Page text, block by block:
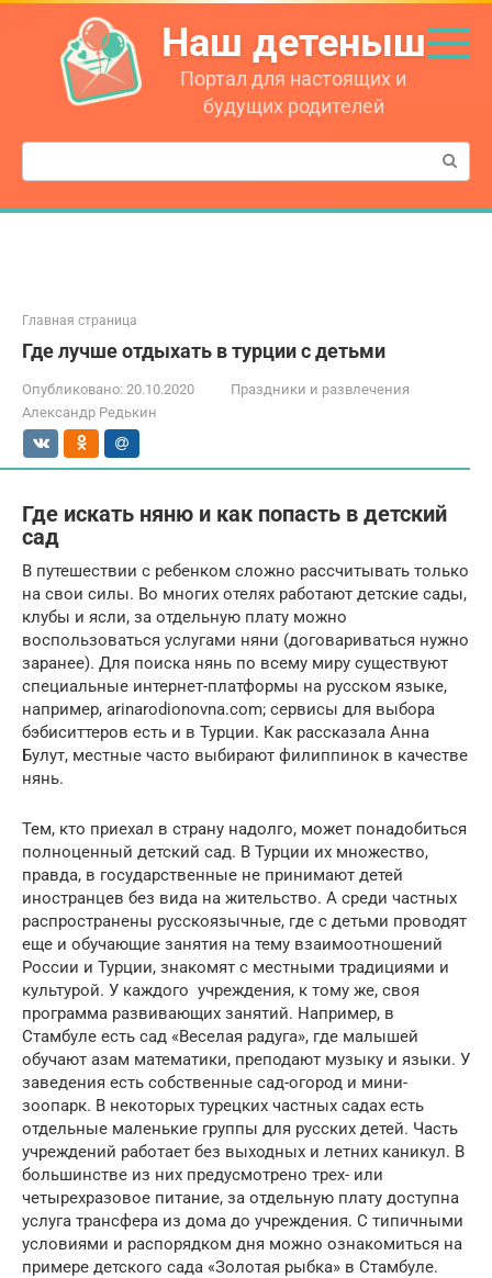
Перейти
контенту
Наш детеныш
Портал для настоящих и
будущих родителей
Поиск:
Главная страница
Где лучше отдыхать в турции с детьми
Опубликовано: 20.10.2020
Праздники и развлечения
Александр Редькин
Где искать няню и как попасть в детский
сад
В путешествии с ребенком сложно рассчитывать только
на свои силы. Во многих отелях работают детские сады,
клубы и ясли, за отдельную плату можно
воспользоваться услугами няни (договариваться нужно
заранее). Для поиска нянь по всему миру существуют
специальные интернет-платформы на русском языке,
например, arinarodionovna.com; сервисы для выбора
бэбиситтеров есть и в Турции. Как рассказала Анна
Булут, местные часто выбирают филиппинок в качестве
нянь.
Тем, кто приехал в страну надолго, может понадобиться
полноценный детский сад. В Турции их множество,
правда, в государственные не принимают детей
иностранцев без вида на жительство. А среди частных
распространены русскоязычные, где с детьми проводят
еще и обучающие занятия на тему взаимоотношений
России и Турции, знакомят с местными традициями и
культурой. У каждого учреждения, к тому же, своя
программа развивающих занятий. Например, в
Стамбуле есть сад «Веселая радуга», где малышей
обучают азам математики, преподают музыку и языки. У
заведения есть собственные сад-огород и мини-
зоопарк. В некоторых турецких частных садах есть
отдельные маленькие группы для русских детей. Часть
учреждений работает без выходных и летних каникул. В
большинстве из них предусмотрено трех- или
четырехразовое питание, за отдельную плату доступна
услуга трансфера из дома до учреждения. С типичными
условиями и распорядком дня можно ознакомиться на
примере детского сада «Золотая рыбка» в Стамбуле.